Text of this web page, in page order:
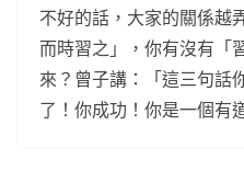
不好的話，大家的關係越
而時習之」，你有沒有「
來？曾子講：「這三句話
了！你成功！你是一個有